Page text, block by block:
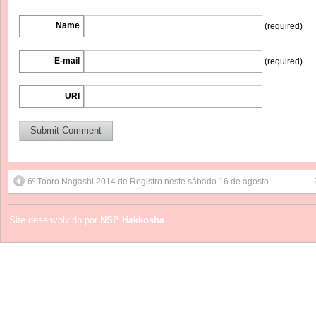
Name (required)
E-mail (required)
URI
6º Tooro Nagashi 2014 de Registro neste sábado 16 de agosto
Site desenvolvido por NSP Hakkosha